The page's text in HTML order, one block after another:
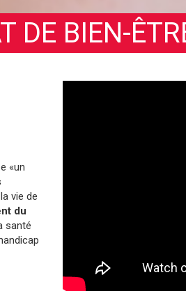
DE BIEN-
«un
vie de
du
santé